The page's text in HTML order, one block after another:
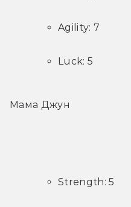
Agility: 7
Luck: 5
Мама Джун
Strength: 5